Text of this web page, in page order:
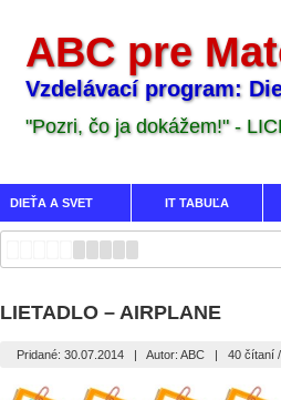
ABC pre
Vzdelávací program:
"Pozri, čo ja dokážem!" -
DIEŤA A SVET IT TABUĽA
LIETADLO – AIRPLANE
Pridané: 30.07.2014 |Autor: ABC |40 čítaní